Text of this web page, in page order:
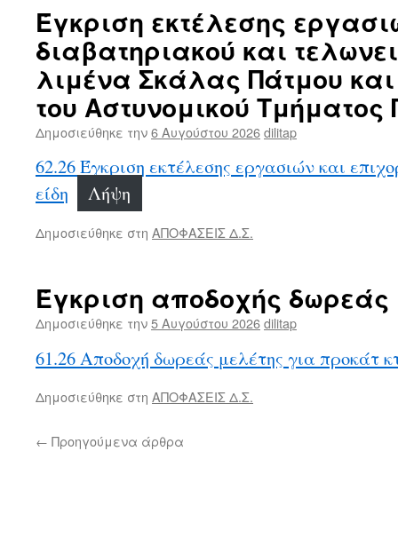
Έγκριση εκτέλεσης
διαβατηριακού και
λιμένα Σκάλας Πάτμου
του Αστυνομικού Τμήματος
Δημοσιεύθηκε την6 Αυγούστου 2026dilitap
62.26 Έγκριση εκτέλεσης εργασιών και
είδη
Λήψη
Δημοσιεύθηκε στη ΑΠΟΦΑΣΕΙΣ Δ.Σ.
Έγκριση αποδοχής δωρεάς
Δημοσιεύθηκε την5 Αυγούστου 2026dilitap
61.26 Αποδοχή δωρεάς μελέτης για προκάτ
Δημοσιεύθηκε στη ΑΠΟΦΑΣΕΙΣ Δ.Σ.
← Προηγούμενα άρθρα